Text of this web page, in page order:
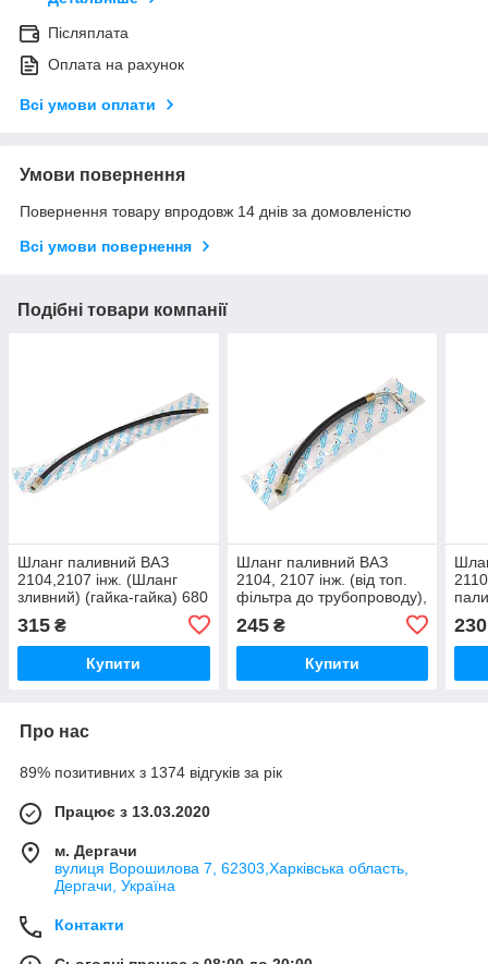
Післяплата
Оплата на рахунок
Всі умови оплати
Умови повернення
Повернення товару впродовж 14 днів за домовленістю
Всі умови повернення
Подібні товари компанії
Шланг паливний ВАЗ
2104,2107 інж. (Шланг
зливний) (гайка-гайка) 680
315 ₴
Купити
Шланг паливний ВАЗ
2104, 2107 інж. (від топ.
фільтра до трубопроводу),
245₴
Купити
230
Про нас
89% позитивних з 1374 відгуків за рік
Працює з 13.03.2020
м. Дергачи
вулиця Ворошилова 7, 62303,Харківська область,
Дергачи, Україна
Контакти